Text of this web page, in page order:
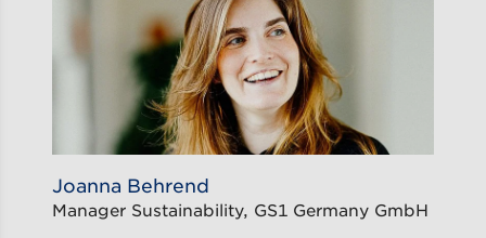
Joanna Behrend
Manager Sustainability, GS1 Germany GmbH